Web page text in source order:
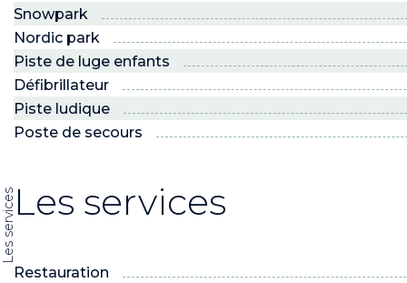
Snowpark
Nordic park
Piste de luge enfants
Défibrillateur
Piste ludique
Poste de secours
Les servicesLes services
Restauration